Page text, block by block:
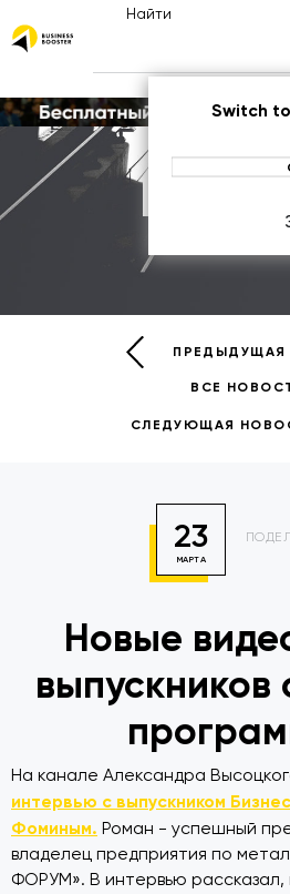
Найти
Switch
ПРЕДЫДУЩАЯ
ВСЕ
СЛЕДУЮЩАЯ
23
МАРТА
Новые
выпускников
На канале Александра
интервью с выпускником
Фоминым. Роман - успешный
владелец предприятия по
ФОРУМ». В интервью рассказал,